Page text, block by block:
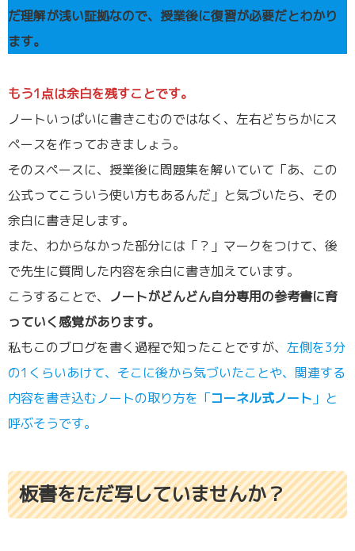
だ理解が浅い証拠なので、授業後に復習が必要だとわかり
ます。
もう1点は余白を残すことです。
ノートいっぱいに書きこむのではなく、左右どちらかにス
ペースを作っておきましょう。
そのスペースに、授業後に問題集を解いていて「あ、この
公式ってこういう使い方もあるんだ」と気づいたら、その
余白に書き足します。
また、わからなかった部分には「？」マークをつけて、後
で先生に質問した内容を余白に書き加えています。
こうすることで、 ノートがどんどん自分専用の参考書に育
っていく感覚があります。
私もこのブログを書く過程で知ったことですが、 左側を3分
の1くらいあけて、そこに後から気づいたことや、関連する
内容を書き込むノートの取り方を「コーネル式ノート 」と
呼ぶそうです。
板書をただ写していませんか？